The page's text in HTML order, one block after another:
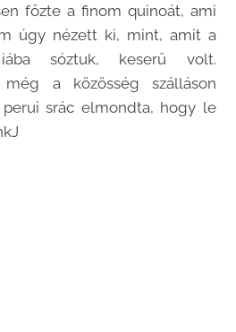
főzte a finom quinoát, ami
úgy nézett ki, mint, amit a
sóztuk, keserű volt.
még a közösség szálláson
srác elmondta, hogy le